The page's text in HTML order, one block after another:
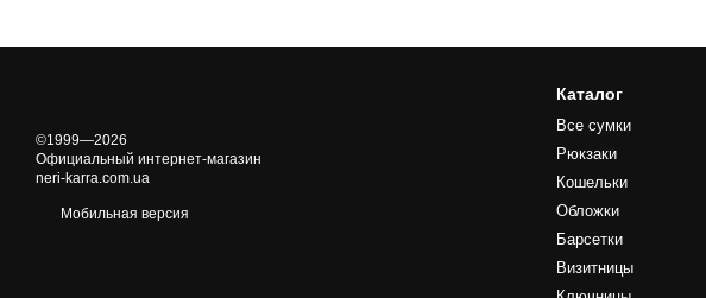
©1999—2026
Официальный интернет-магазин
neri-karra.com.ua
Мобильная версия
Каталог
Все сумки
Рюкзаки
Кошельки
Обложки
Барсетки
Визитницы